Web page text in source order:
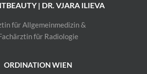
| DR. VJARA ILIEVA
für Allgemeinmedizin &
für Radiologie
ORDINATION WIEN